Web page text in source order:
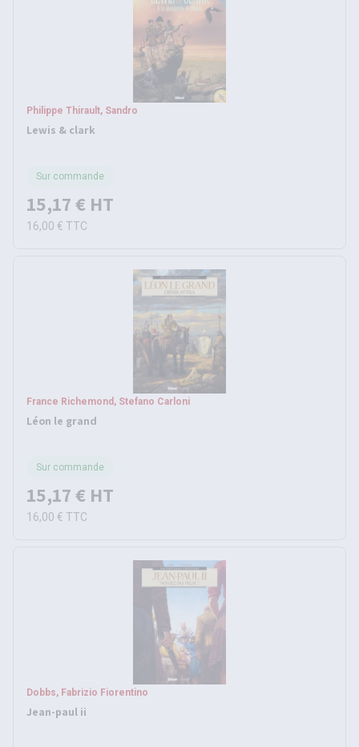
Philippe Thirault, Sandro
Lewis & clark
Sur commande
15,17 € HT
16,00 € TTC
France Richemond, Stefano Carloni
Léon le grand
Sur commande
15,17 € HT
16,00 € TTC
Dobbs, Fabrizio Fiorentino
Jean-paul ii